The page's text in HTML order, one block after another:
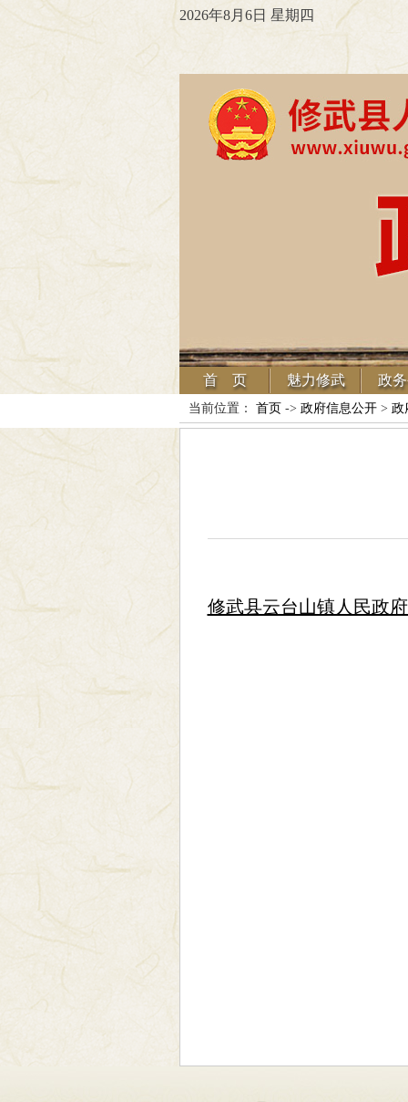
2026年8月6日 星期四
首 页 魅力修武 政
当前位置： 首页 -> 政府信息公开> 政
修武县云台山镇人民政